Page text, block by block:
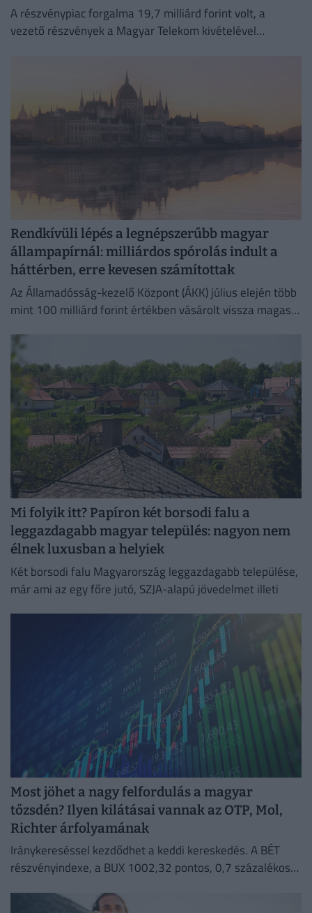
A részvénypiac forgalma 19,7 milliárd forint volt, a
vezető részvények a Magyar Telekom kivételével
Rendkívüli lépés a legnépszerűbb magyar
állampapírnál: milliárdos spórolás indult a
háttérben, erre kevesen számítottak
Az Államadósság-kezelő Központ (ÁKK) július elején több
mint 100 milliárd forint értékben vásárolt vissza magas
Mi folyik itt? Papíron két borsodi falu a
leggazdagabb magyar település: nagyon nem
élnek luxusban a helyiek
Két borsodi falu Magyarország leggazdagabb települése,
már ami az egy főre jutó, SZJA-alapú jövedelmet illeti
Most jöhet a nagy felfordulás a magyar
tőzsdén? Ilyen kilátásai vannak az OTP, Mol,
Richter árfolyamának
Iránykereséssel kezdődhet a keddi kereskedés. A BÉT
részvényindexe, a BUX 1002,32 pontos, 0,7 százalékos